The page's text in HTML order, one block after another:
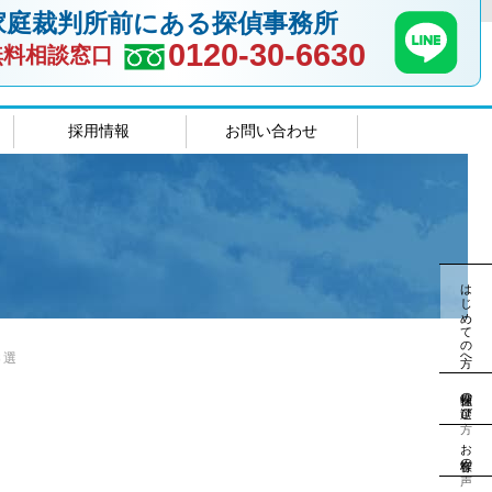
庭裁判所前にある探偵事務所
相談窓口 0120-30-6630
はじめての方へ
探偵社の選び方
お客様の声
島根相談室
採用情報 お問い合わせ